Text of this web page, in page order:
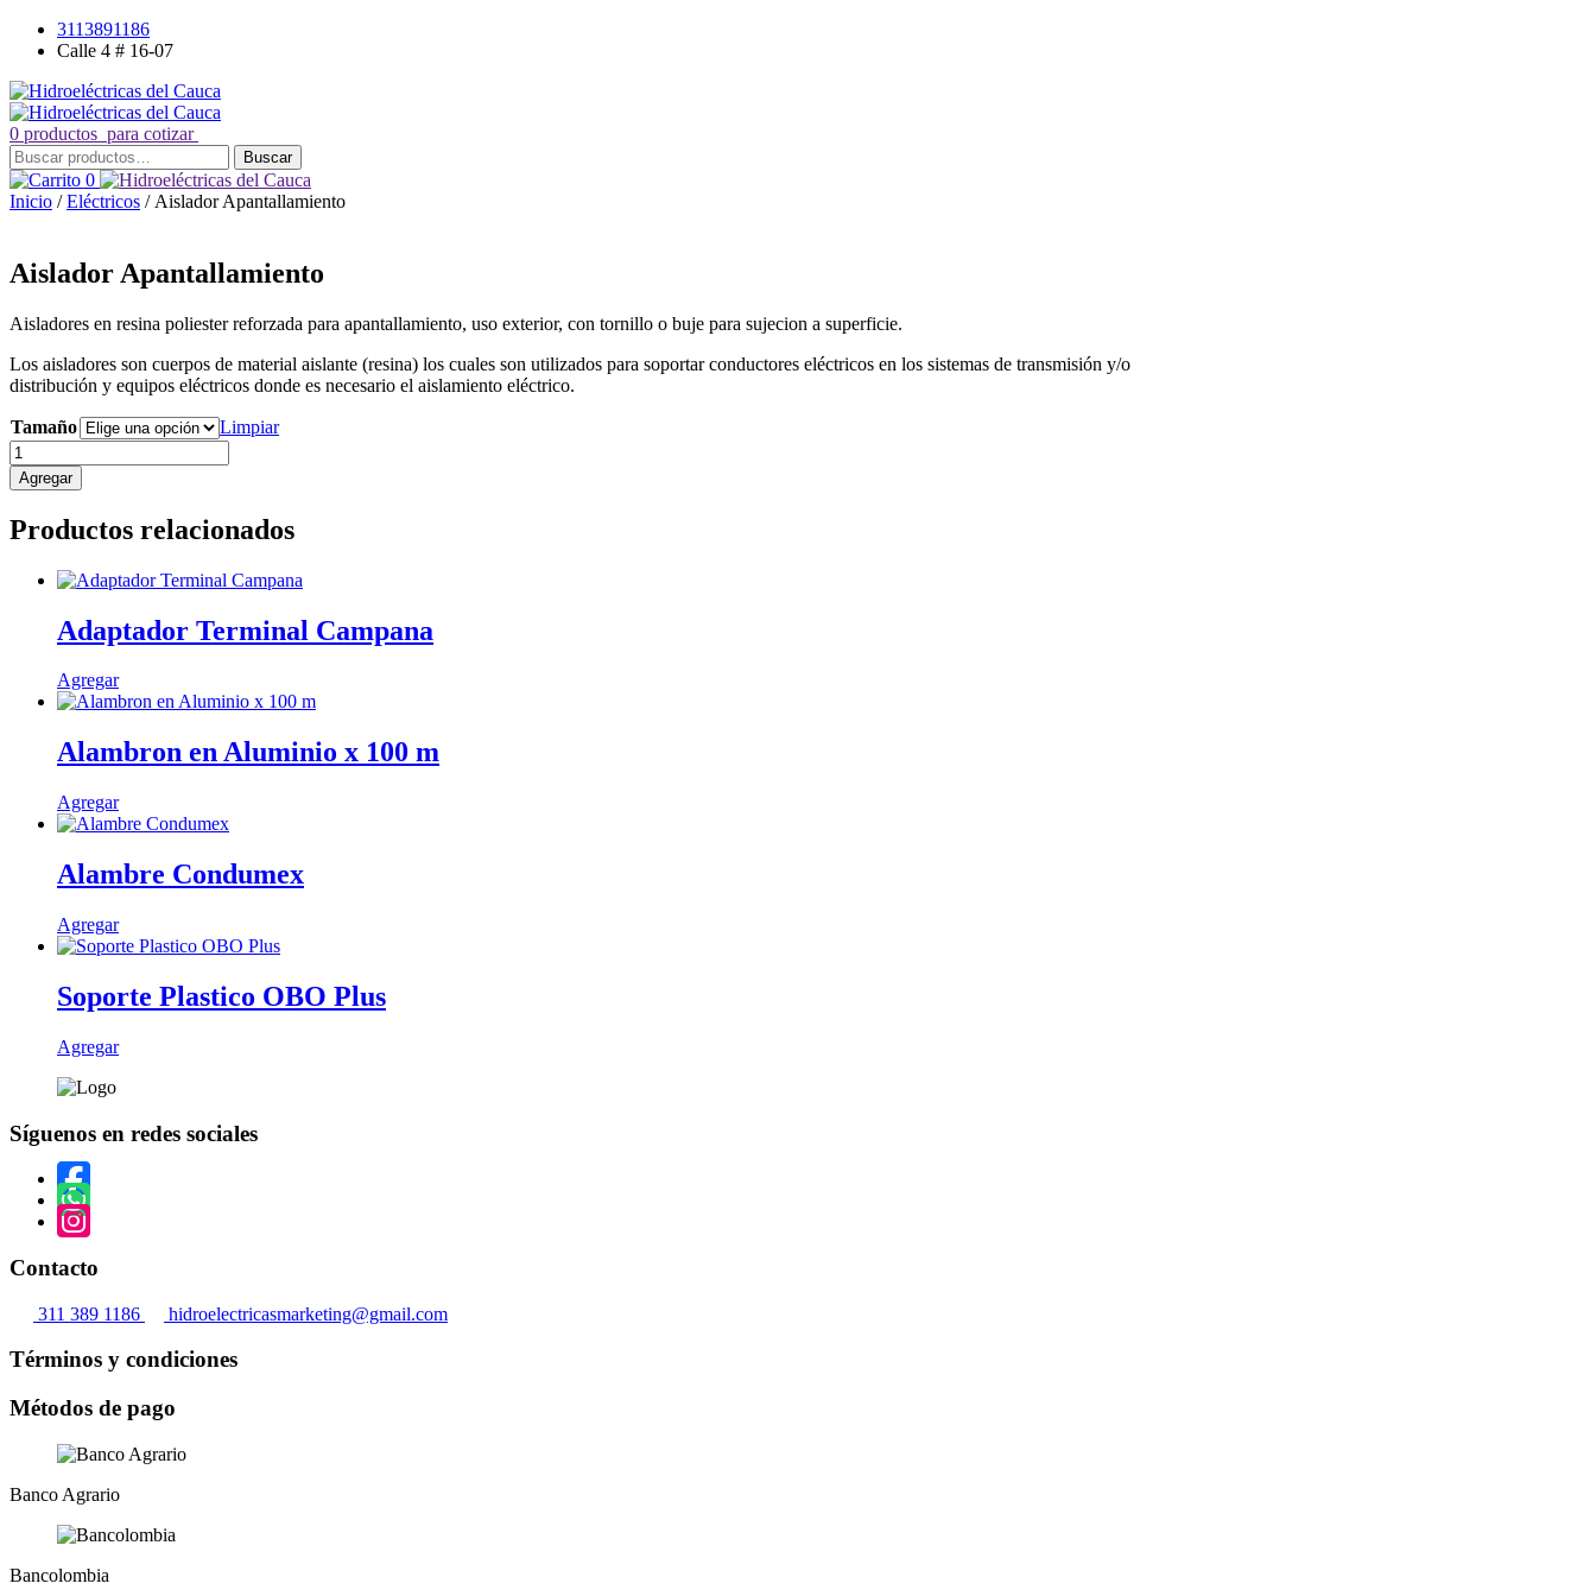
Saltar
3113891186
Calle 4 # 16-07
0 productos para cotizar
Buscar
por:
Buscar
0
Inicio /Eléctricos / Aislador Apantallamiento
Aislador Apantallamiento
Aisladores en resina poliester reforzada para apantallamiento, uso exterior, con tornillo o buje para sujecion a superficie.
Los aisladores son cuerpos de material aislante (resina) los cuales son utilizados para soportar conductores eléctricos en los sistemas de transmisión y/o
distribución y equipos eléctricos donde es necesario el aislamiento eléctrico.
Tamaño
Limpiar
Aislador
Apantallamiento
cantidad
Agregar
Productos relacionados
Adaptador Terminal Campana
AgregarEste
producto
múltiples
variantes.
opciones
se
elegir
en
página
de
Alambron en Aluminio x 100 m
Agregar
Alambre Condumex
AgregarEste
producto
múltiples
variantes.
opciones
en
Soporte Plastico OBO Plus
Agregar
Síguenos en redes sociales
Contacto
311 389 1186 hidroelectricasmarketing@gmail.com
Términos y condiciones
Métodos de pago
Banco Agrario
Bancolombia